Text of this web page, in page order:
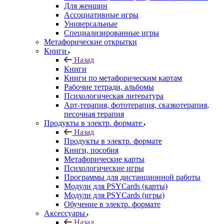
Для женщин
Ассоциативные игры
Универсальные
Специализированные игры
Метафорические открытки
Книги
Назад
Книги
Книги по метафорическим картам
Рабочие тетради, альбомы
Психологическая литература
Арт-терапия, фототерапия, сказкотерапия,
песочная терапия
Продукты в электр. формате
Назад
Продукты в электр. формате
Книги, пособия
Метафорические карты
Психологические игры
Программы для дистанционной работы
Модули для PSYCards (карты)
Модули для PSYCards (игры)
Обучение в электр. формате
Аксессуары
Назад